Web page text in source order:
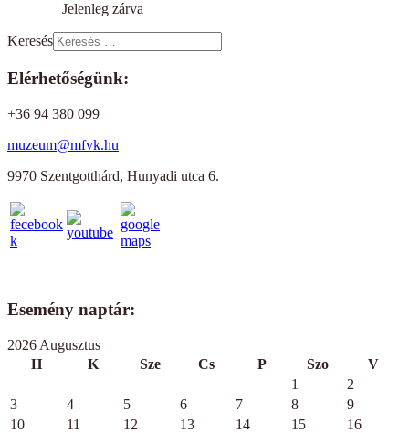
Jelenleg zárva
Keresés
Elérhetőségünk:
+36 94 380 099
muzeum@mfvk.hu
9970 Szentgotthárd, Hunyadi utca 6.
Esemény naptár:
2026 Augusztus
H
K Sze Cs P Szo
V
1
2
3
4 5 6 7 8
9
10
11 12 13 14 15
16